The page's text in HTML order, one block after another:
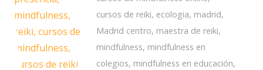
cursos de reiki, ecologia, madrid,
Madrid centro, maestra de reiki,
mindfulness, mindfulness en
colegios, mindfulness en educación,